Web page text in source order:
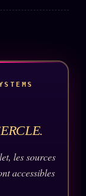
les sources
accessibles